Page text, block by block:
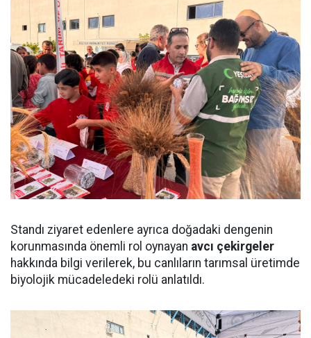
Standı ziyaret edenlere ayrıca doğadaki dengenin
korunmasında önemli rol oynayan avcı çekirgeler
hakkında bilgi verilerek, bu canlıların tarımsal üretimde
biyolojik mücadeledeki rolü anlatıldı.